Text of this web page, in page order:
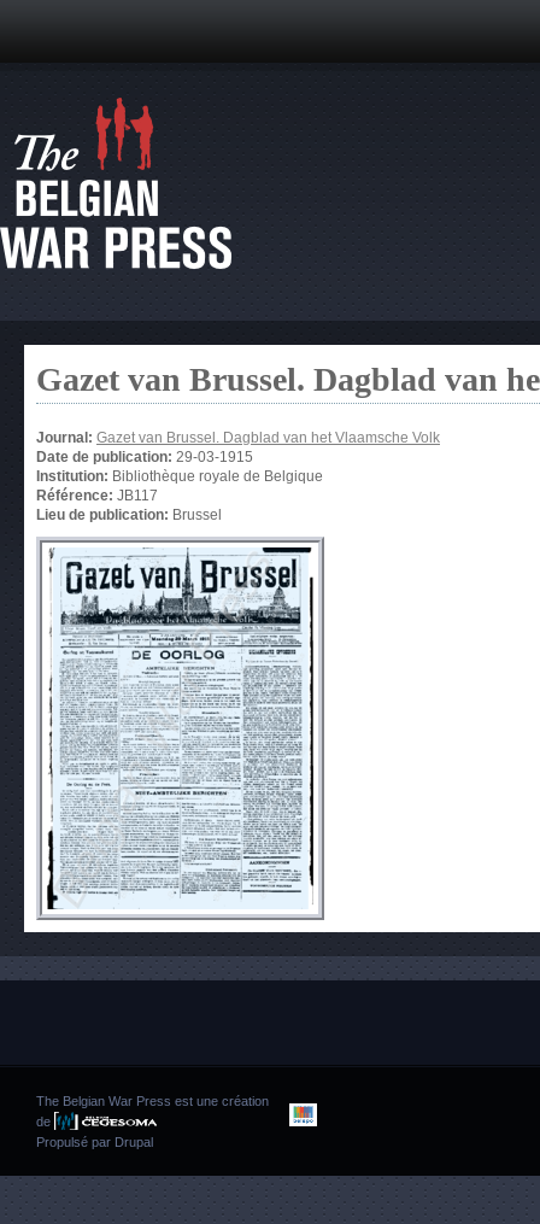
Gazet van Brussel. Dagblad van
Journal: Gazet van Brussel. Dagblad van het Vlaamsche Volk
Date de publication: 29-03-1915
Institution: Bibliothèque royale de Belgique
Référence: JB117
Lieu de publication: Brussel
The Belgian War Press est une création
de
Propulsé par Drupal